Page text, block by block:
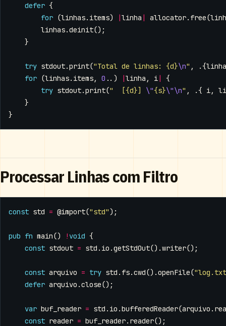
defer {
for (linhas. items) |linha | allocator. free(
linhas.deinit();
}
try stdout.print("Total de linhas: {d}\n" , .{
for (linhas. items, 0 ..) |linha , i|
{
try stdout.print("  [{d}] \"{s}\"\n" , .{ i,
}
}
Processar Linhas com Filtro
const std = @import("std");
pub fn main() ! void {
const stdout = std . io .getStdOut().writer();
const arquivo = try std . fs.cwd().openFile(
defer arquivo .close();
var buf_reader = std . io .bufferedReader(arquivo .
const reader = buf_reader. reader();